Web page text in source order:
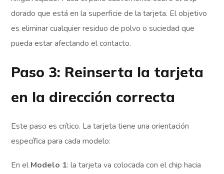
dorado que está en la superficie de la tarjeta. El objetivo
es eliminar cualquier residuo de polvo o suciedad que
pueda estar afectando el contacto.
Paso 3: Reinserta la tarjeta
en la dirección correcta
Este paso es crítico. La tarjeta tiene una orientación
específica para cada modelo:
En el Modelo 1: la tarjeta va colocada con el chip hacia